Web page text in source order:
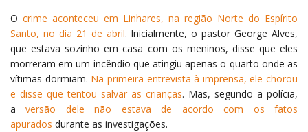
O crime aconteceu em Linhares, na região Norte do Espírito
Santo, no dia 21 de abril. Inicialmente, o pastor George Alves,
que estava sozinho em casa com os meninos, disse que eles
morreram em um incêndio que atingiu apenas o quarto onde as
vítimas dormiam. Na primeira entrevista à imprensa, ele chorou
e disse que tentou salvar as crianças. Mas, segundo a polícia,
aversão dele não estava de acordo com os fatos
apurados durante as investigações.